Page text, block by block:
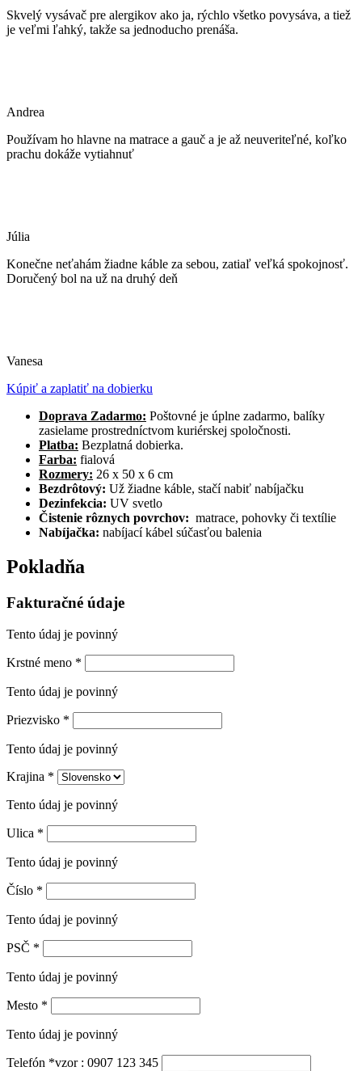
Skvelý vysávač pre alergikov ako ja, rýchlo všetko povysáva, a tiež
je veľmi ľahký, takže sa jednoducho prenáša.
Andrea
Používam ho hlavne na matrace a gauč a je až neuveriteľné, koľko
prachu dokáže vytiahnuť
Júlia
Konečne neťahám žiadne káble za sebou, zatiaľ veľká spokojnosť.
Doručený bol na už na druhý deň
Vanesa
Kúpiť a zaplatiť na dobierku
Doprava Zadarmo: Poštovné je úplne zadarmo, balíky
zasielame prostredníctvom kuriérskej spoločnosti.
Platba: Bezplatná dobierka.
Farba: fialová
Rozmery: 26 x 50 x 6 cm
Bezdrôtový: Už žiadne káble, stačí nabiť nabíjačku
Dezinfekcia: UV svetlo
Čistenie rôznych povrchov: matrace, pohovky či textílie
Nabíjačka: nabíjací kábel súčasťou balenia
Pokladňa
Fakturačné údaje
Tento údaj je povinný
Krstné meno *
Tento údaj je povinný
Priezvisko *
Tento údaj je povinný
Krajina *
Tento údaj je povinný
Ulica *
Tento údaj je povinný
Číslo *
Tento údaj je povinný
PSČ *
Tento údaj je povinný
Mesto *
Tento údaj je povinný
Telefón *vzor : 0907 123 345